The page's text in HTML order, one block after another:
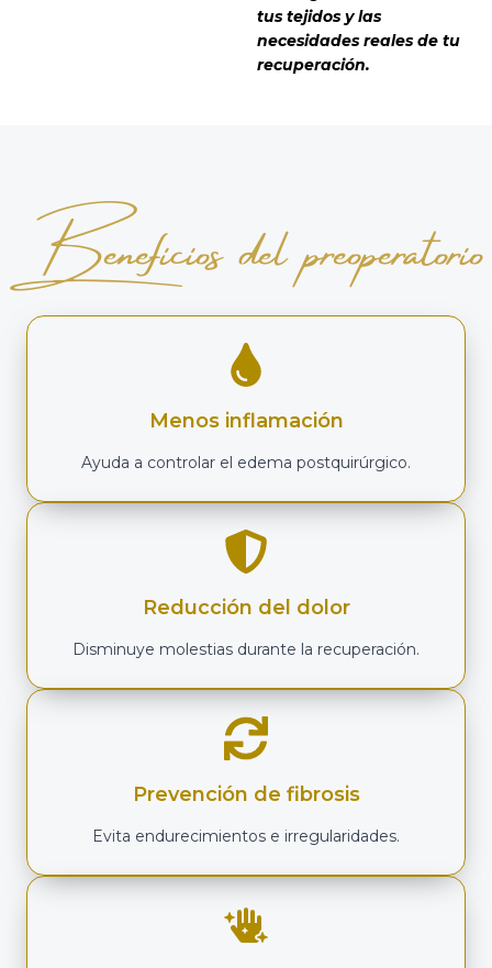
tus tejidos y las
necesidades reales de tu
recuperación.
Beneficios del preoperatorio
Menos inflamación
Ayuda a controlar el edema postquirúrgico.
Reducción del dolor
Disminuye molestias durante la recuperación.
Prevención de fibrosis
Evita endurecimientos e irregularidades.